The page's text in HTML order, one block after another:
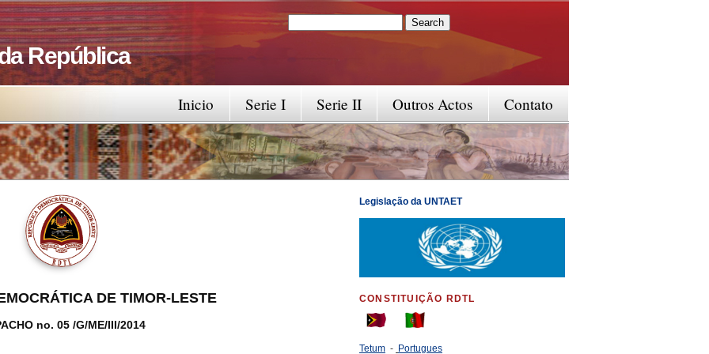
República
Search form
Contato
Outros Actos
Serie II
Serie I
Inicio
DE TIMOR-LESTE
no. 05 /G/ME/III/2014
Legislação da UNTAET
CONSTITUIÇÃO RDTL
Tetum - Portugues